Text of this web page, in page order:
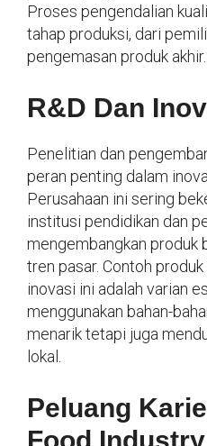
Proses pengendalian
tahap produksi, dari
pengemasan produk akhir.
R&D Dan
Penelitian dan
peran penting dalam
Perusahaan ini sering
institusi pendidikan dan
mengembangkan produk
tren pasar. Contoh
inovasi ini adalah varian
menggunakan bahan-
menarik tetapi juga
lokal.
Peluang